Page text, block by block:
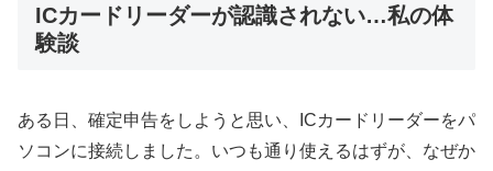
ICカードリーダーが認識されない…私の体
験談
ある日、確定申告をしようと思い、ICカードリーダーをパ
ソコンに接続しました。いつも通り使えるはずが、なぜか